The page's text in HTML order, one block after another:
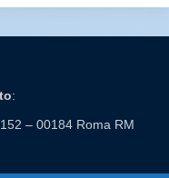
:
– 00184 Roma RM